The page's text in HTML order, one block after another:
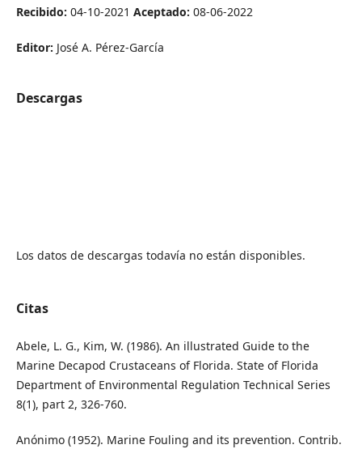
Recibido: 04-10-2021 Aceptado: 08-06-2022
Editor: José A. Pérez-García
Descargas
Los datos de descargas todavía no están disponibles.
Citas
Abele, L. G., Kim, W. (1986). An illustrated Guide to the
Marine Decapod Crustaceans of Florida. State of Florida
Department of Environmental Regulation Technical Series
8(1), part 2, 326-760.
Anónimo (1952). Marine Fouling and its prevention. Contrib.